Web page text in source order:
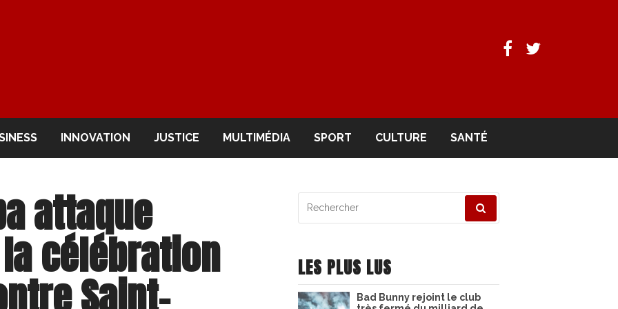
Facebook
Twitter
INNOVATION JUSTICE MULTIMÉDIA SPORT CULTURE SANTÉ
attaque
célébration
Saint-
pour
LES PLUS LUS
Bad Bunny rejoint le club